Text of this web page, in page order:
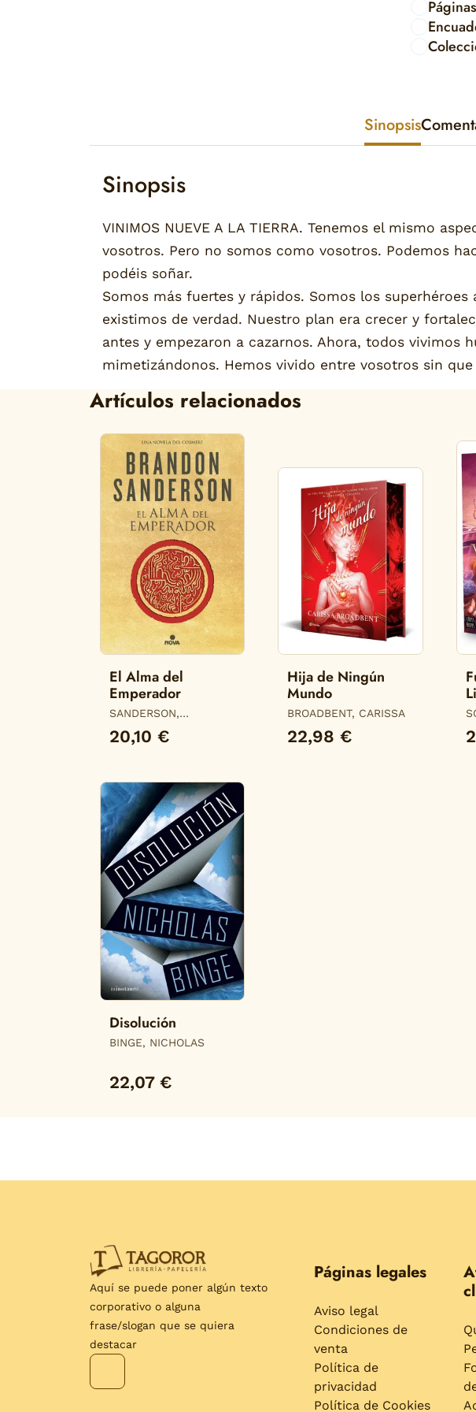
Sinopsis
Sinopsis
VINIMOS NUEVE A LA TIERRA. Tenemos el mismo
vosotros. Pero no somos como vosotros. Podemos
podéis soñar.
Somos más fuertes y rápidos. Somos los
existimos de verdad. Nuestro plan era crecer y
antes y empezaron a cazarnos. Ahora, todos vivimos
mimetizándonos. Hemos vivido entre vosotros sin
Artículos relacionados
El Alma del
Emperador
SANDERSON,
20,10 €
Hija de Ningún
Mundo
BROADBENT, CARISSA
22,98 €
Disolución
BINGE, NICHOLAS
22,07 €
Aquí se puede poner algún texto
corporativo o alguna
frase/slogan que se quiera
destacar
Páginas legales
Aviso legal
Condiciones de
venta
Política de
privacidad
Política de Cookies